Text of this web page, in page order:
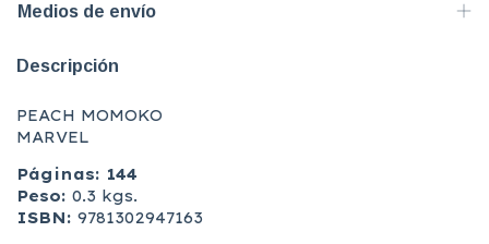
Medios de envío
Descripción
PEACH MOMOKO
MARVEL
Páginas: 144
Peso: 0.3 kgs.
ISBN: 9781302947163